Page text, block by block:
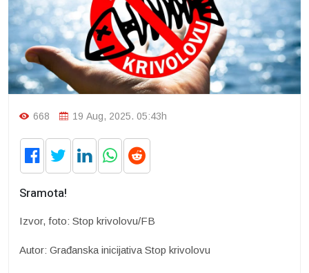
668 19 Aug, 2025. 05:43h
Sramota!
Izvor, foto: Stop krivolovu/FB
Autor: Građanska inicijativa Stop krivolovu